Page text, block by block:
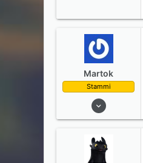
Martok
Stammi
31. Juli 2014